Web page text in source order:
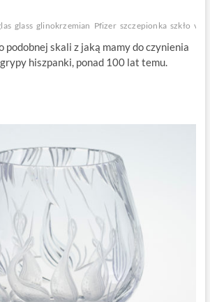
glass glinokrzemian Pfizer szczepionka szkło vial
podobnej skali z jaką mamy do czynienia
hiszpanki, ponad 100 lat temu.